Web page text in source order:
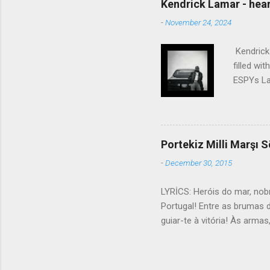
share And no one dare
cancer grows. Hear my
Kendrick Lamar -
-November 24, 2024
filled
ESPYs
him
get Jay
know
us,
Portekiz Milli Marşı
-December 30, 2015
LYRİCS: Heróis do mar,
Portugal! Entre as brumas
guiar-te à vitória! Às
ölümsüz millet, Tekrar